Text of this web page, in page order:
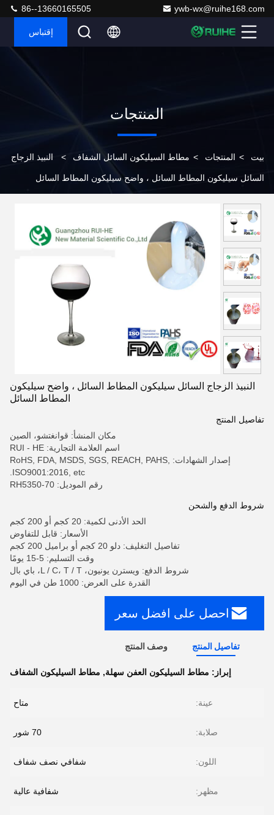
ywb-wx@ruihe168.com
86--13660165505
إقتباس
المنتجات
بيت > المنتجات > مطاط السيليكون السائل الشفاف > النبيذ الزجاج
السائل سيليكون المطاط السائل ، واضح سيليكون المطاط السائل
النبيذ الزجاج السائل سيليكون المطاط السائل ، واضح سيليكون
المطاط السائل
تفاصيل المنتج
مكان المنشأ: قوانغتشو، الصين
اسم العلامة التجارية: RUI - HE
إصدار الشهادات: RoHS, FDA, MSDS, SGS, REACH, PAHS,
ISO9001:2016, etc.
رقم الموديل: RH5350-70
شروط الدفع والشحن
الحد الأدنى لكمية: 20 كجم أو 200 كجم
الأسعار: قابل للتفاوض
تفاصيل التغليف: دلو 20 كجم أو براميل 200 كجم
وقت التسليم: 5-15 يومًا
شروط الدفع: ويسترن يونيون، L / C، T / T، باي بال
القدرة على العرض: 1000 طن في اليوم
احصل على افضل سعر
تفاصيل المنتج وصف المنتج
إبراز: مطاط السيليكون العفن سهلة, مطاط السيليكون الشفاف
عينة: متاح
صلابة: 70 شور
اللون: شفافي نصف شفاف
مظهر: شفافية عالية